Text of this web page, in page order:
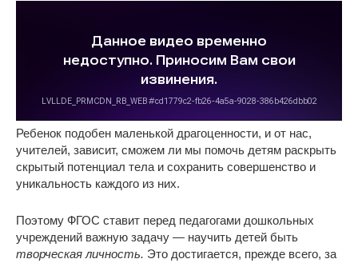
Ребенок подобен маленькой драгоценности, и от нас,
учителей, зависит, сможем ли мы помочь детям раскрыть
скрытый потенциал тела и сохранить совершенство и
уникальность каждого из них.
Поэтому ФГОС ставит перед педагогами дошкольных
учреждений важную задачу — научить детей быть
творческая личность. Это достигается, прежде всего, за